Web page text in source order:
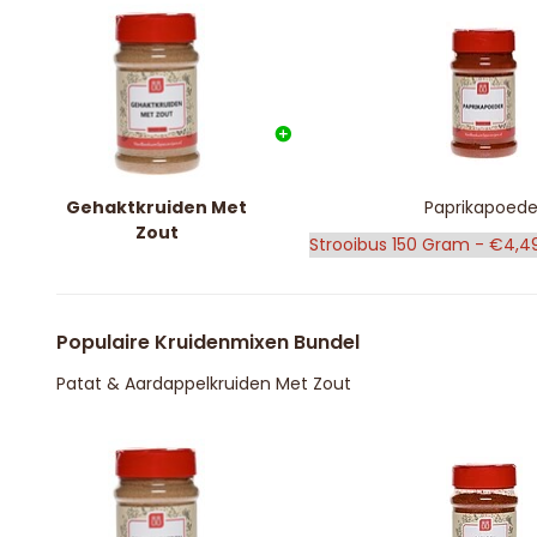
Gehaktkruiden Met
Zout
Populaire Kruidenmixen Bundel
Patat & Aardappelkruiden Met Zout